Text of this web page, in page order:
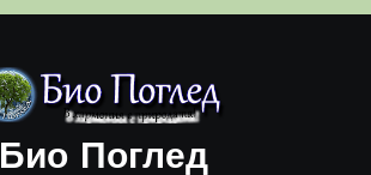
Био Поглед